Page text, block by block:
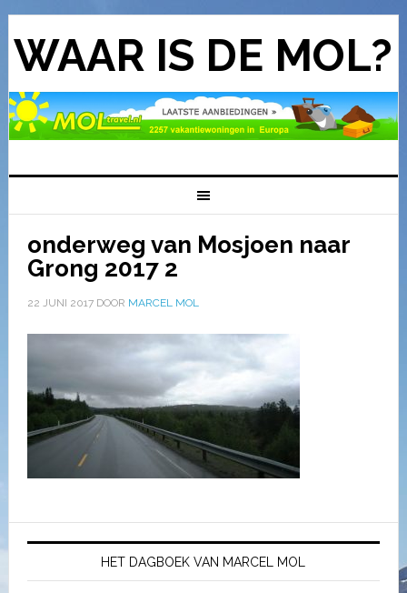
WAAR IS DE MOL?
onderweg van Mosjoen naar
Grong 2017 2
22 JUNI 2017DOOR MARCEL MOL
HET DAGBOEK VAN MARCEL MOL